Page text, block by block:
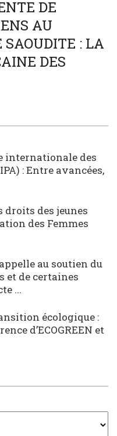
DE
AU
SAOUDITE : LA
DES
internationale des
: Entre avancées,
des jeunes
des Femmes
au soutien du
et de certaines
...
écologique :
d’ECOGREEN et